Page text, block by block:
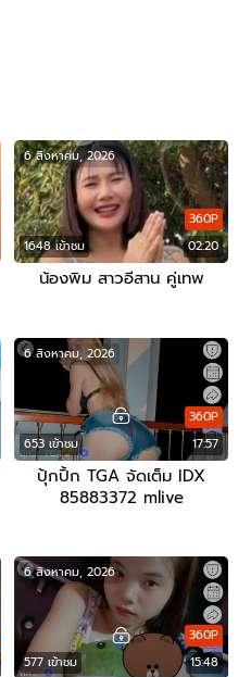
1648 เข้าชม 02:20
360P
6 สิงหาคม, 2026
น้องพิม สาวอีสาน คู่เทพ
653 เข้าชม 17:57
360P
6 สิงหาคม, 2026
ปุ้กปิ้ก TGA จัดเต็ม IDX
85883372 mlive
577 เข้าชม 15:48
360P
6 สิงหาคม, 2026